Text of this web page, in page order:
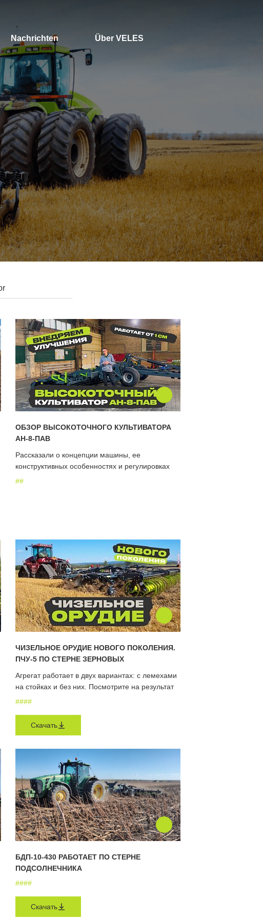
Nachrichten Über VELES
ОБЗОР ВЫСОКОТОЧНОГО КУЛЬТИВАТОРА
АН-8-ПАВ
Рассказали о концепции машины, ее
конструктивных особенностях и регулировках
##
ЧИЗЕЛЬНОЕ ОРУДИЕ НОВОГО ПОКОЛЕНИЯ.
ПЧУ-5 ПО СТЕРНЕ ЗЕРНОВЫХ
Агрегат работает в двух вариантах: с лемехами
на стойках и без них. Посмотрите на результат
####
Скачать
БДП-10-430 РАБОТАЕТ ПО СТЕРНЕ
ПОДСОЛНЕЧНИКА
####
Скачать